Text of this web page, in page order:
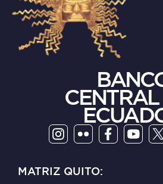
MATRIZ QUITO: